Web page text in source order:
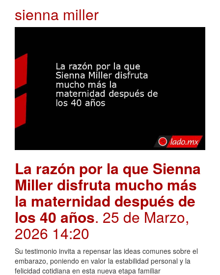
sienna miller
La razón por la que Sienna
Miller disfruta mucho más
la maternidad después de
los 40 años. 25 de Marzo,
2026 14:20
Su testimonio invita a repensar las ideas comunes sobre el
embarazo, poniendo en valor la estabilidad personal y la
felicidad cotidiana en esta nueva etapa familiar